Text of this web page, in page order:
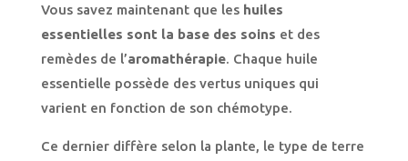
Vous savez maintenant que les huiles
essentielles sont la base des soins et des
remèdes de l’aromathérapie. Chaque huile
essentielle possède des vertus uniques qui
varient en fonction de son chémotype.
Ce dernier diffère selon la plante, le type de terre